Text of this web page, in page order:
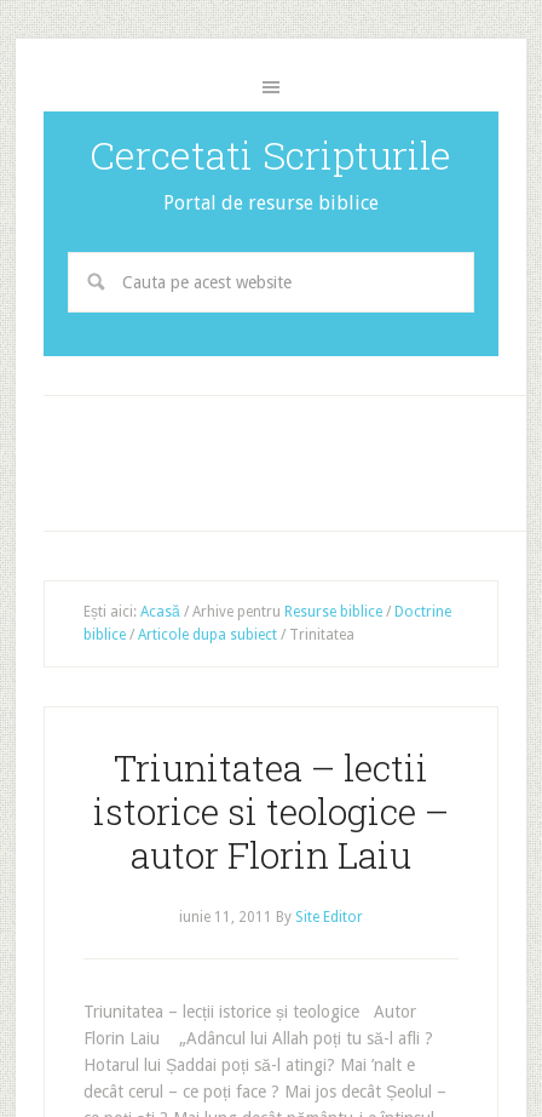
Cercetati Scripturile
Portal de resurse biblice
Ești aici: Acasă /Arhive pentru Resurse biblice / Doctrine
biblice / Articole dupa subiect /Trinitatea
Triunitatea – lectii
istorice si teologice –
autor Florin Laiu
iunie 11, 2011 By Site Editor
Triunitatea – lecții istorice și teologice Autor
Florin Laiu „Adâncul lui Allah poți tu să-l afli ?
Hotarul lui Șaddai poți să-l atingi? Mai ’nalt e
decât cerul – ce poți face ? Mai jos decât Șeolul –